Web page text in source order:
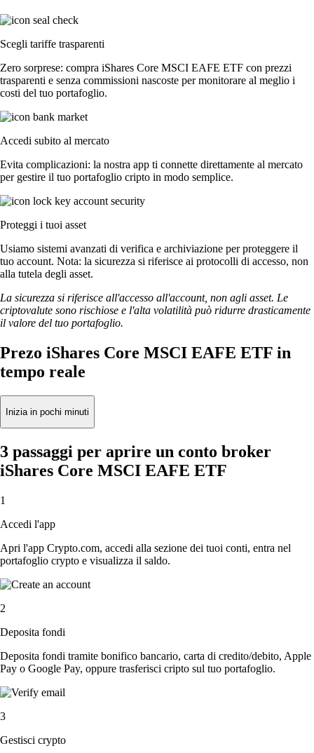
Scegli tariffe trasparenti
Zero sorprese: compra iShares Core MSCI EAFE ETF con prezzi
trasparenti e senza commissioni nascoste per monitorare al meglio i
costi del tuo portafoglio.
Accedi subito al mercato
Evita complicazioni: la nostra app ti connette direttamente al mercato
per gestire il tuo portafoglio cripto in modo semplice.
Proteggi i tuoi asset
Usiamo sistemi avanzati di verifica e archiviazione per proteggere il
tuo account. Nota: la sicurezza si riferisce ai protocolli di accesso, non
alla tutela degli asset.
La sicurezza si riferisce all'accesso all'account, non agli asset. Le
criptovalute sono rischiose e l'alta volatilità può ridurre drasticamente
il valore del tuo portafoglio.
Prezo iShares Core MSCI EAFE ETF in
tempo reale
Inizia in pochi minuti
3 passaggi per aprire un conto broker
iShares Core MSCI EAFE ETF
1
Accedi l'app
Apri l'app Crypto.com, accedi alla sezione dei tuoi conti, entra nel
portafoglio crypto e visualizza il saldo.
2
Deposita fondi
Deposita fondi tramite bonifico bancario, carta di credito/debito, Apple
Pay o Google Pay, oppure trasferisci cripto sul tuo portafoglio.
3
Gestisci crypto